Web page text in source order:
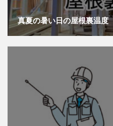
真夏の暑い日の屋根裏温度